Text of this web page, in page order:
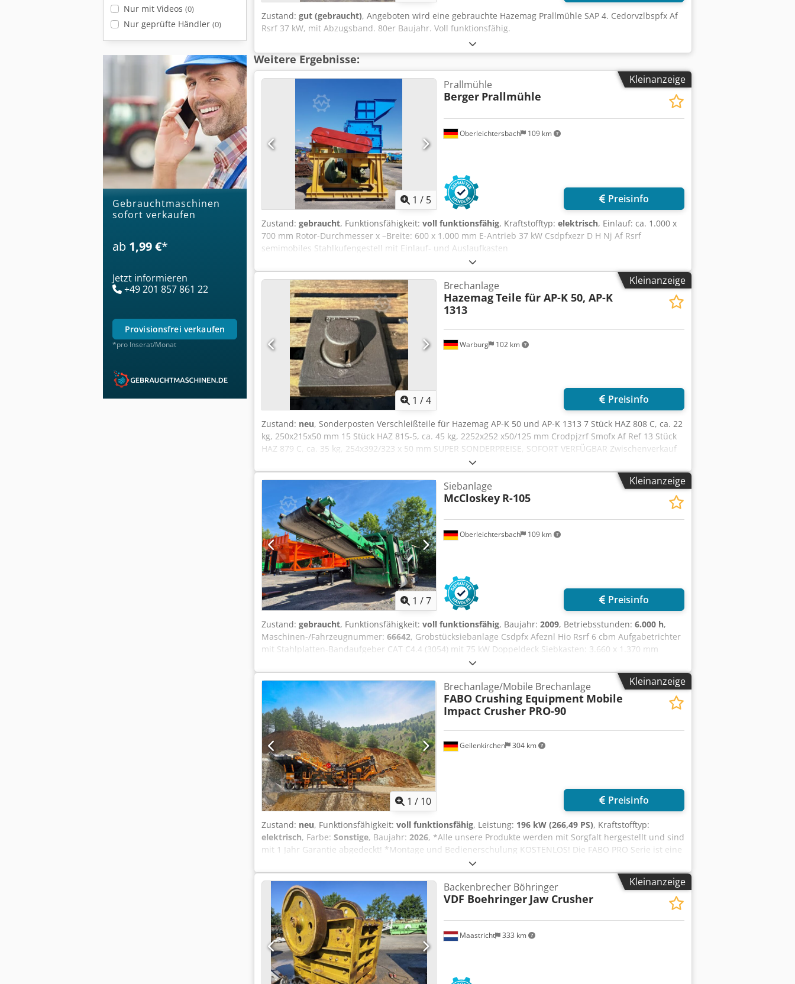
Nur mit Videos (0)
Nur geprüfte Händler (0)
Gebrauchtmaschinen
sofort verkaufen
ab 1,99 €*
Jetzt informieren
+49 201 857 861 22
provisionsfrei verkaufen
*pro Inserat/Monat
Zustand: gut (gebraucht), Angeboten wird eine gebrauchte Hazemag Prallmühle SAP 4. Cedorvzlbspfx Af
Rsrf 37 kW, mit Abzugsband. 80er Baujahr. Voll funktionsfähig.
Weitere Ergebnisse:
Kleinanzeige
1 / 5
Oberleichtersbach 109 km
Prallmühle
Berger Prallmühle
Preisinfo
Zustand: gebraucht, Funktionsfähigkeit: voll funktionsfähig, Kraftstofftyp: elektrisch, Einlauf: ca. 1.000 x
700 mm Rotor-Durchmesser x –Breite: 600 x 1.000 mm E-Antrieb 37 kW Csdpfxezr D H Nj Af Rsrf
semimobiles Stahlkufengestell mit Einlauf- und Auslaufkasten
Kleinanzeige
1 /4
Warburg 102 km
Brechanlage
HazemagTeile für AP-K 50, AP-K
1313
Preisinfo
Zustand: neu, Sonderposten Verschleißteile für Hazemag AP-K 50 und AP-K 1313 7 Stück HAZ 808 C, ca. 22
kg, 250x215x50 mm 15 Stück HAZ 815-5, ca. 45 kg, 2252x252 x50/125 mm Crodpjzrf Smofx Af Ref 13 Stück
HAZ 879 C, ca. 35 kg, 254x392/323 x 50 mm SUPER SONDERPREISE, SOFORT VERFÜGBAR Zwischenverkauf
Kleinanzeige
1 /7
Oberleichtersbach 109 km
Siebanlage
McCloskey R-105
Preisinfo
Zustand: gebraucht, Funktionsfähigkeit: voll funktionsfähig, Baujahr: 2009, Betriebsstunden: 6.000 h,
Maschinen-/Fahrzeugnummer: 66642, Grobstücksiebanlage Csdpfx Afeznl Hio Rsrf 6 cbm Aufgabetrichter
mit Stahlplatten-Bandaufgeber CAT C4.4 (3054) mit 75 kW Doppeldeck Siebkasten: 3.660 x 1.370 mm
Aufgabeleistung: bis zu 300 t/h Transportgewicht: ca. 23.000 kg inkl. diverse Ersatzsiebbeläge
Kleinanzeige
1 / 10
Geilenkirchen 304 km
Brechanlage/Mobile Brechanlage
FABO Crushing Equipment Mobile
Impact Crusher PRO-90
Preisinfo
Zustand: neu, Funktionsfähigkeit: voll funktionsfähig, Leistung: 196 kW (266,49 PS), Kraftstofftyp:
elektrisch, Farbe: Sonstige, Baujahr: 2026, *Alle unsere Produkte werden mit Sorgfalt hergestellt und sind
mit 1 Jahr Garantie abgedeckt! *Montage und Bedienerschulung KOSTENLOS! Die FABO PRO Serie ist eine
mobile Brechanlage im geschlossenen Kreislauf, die sich besonders für Kalkstein und andere
Gesteinsarten mit weichem oder mittlerem Härtegrad eignet. HAUPTMERKMALE: * Geschlossener
Brechkreislauf bis zur gewünschten Endkorngröße * Die Kapazität variiert je nach Materialzufuhr und
den zu brechenden Endprodukt-Abmessungen. * Alle Maschinen sind auf einem einzigen, speziell
verstärkten Fahrgestell montiert und per Lkw transportierbar. * Förderbänder sind klappbar * Bis zu 3
verschiedene Korngrößen von Zuschlagstoffen * Da die gesamte Anlage auf einem Fahrgestell aufgebaut
ist, profitieren Sie von der schnellsten Produktionslinie. * Die PRO Serie Mobile Brechanlage kann von
einer Person bedient werden; die Beschickung erfolgt per Lkw, Radlader oder Bagger. * Die Anlage lässt
sich dank ihres speziell verstärkten Fahrgestells in nur 2 Tagen montieren. * Mit dem multifunktionalen
Prallbrecher können verschiedene Produktgrößen mit hoher Kapazität zerkleinert werden. * Ausgestattet
Kleinanzeige
Maastricht 333 km
Backenbrecher Böhringer
VDF Boehringer Jaw Crusher